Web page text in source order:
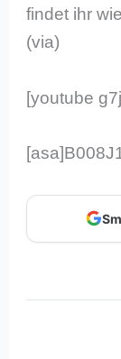
findet ihr
(via)
[youtube